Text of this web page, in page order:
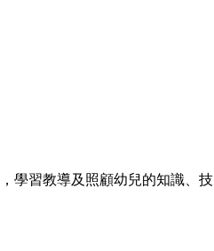
學習教導及照顧幼兒的知識、技